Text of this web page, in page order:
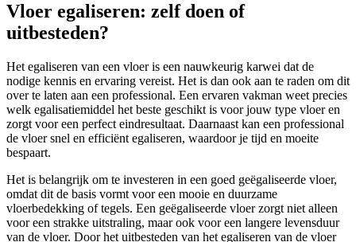
Vloer egaliseren: zelf doen of
uitbesteden?
Het egaliseren van een vloer is een nauwkeurig karwei dat de
nodige kennis en ervaring vereist. Het is dan ook aan te raden om dit
over te laten aan een professional. Een ervaren vakman weet precies
welk egalisatiemiddel het beste geschikt is voor jouw type vloer en
zorgt voor een perfect eindresultaat. Daarnaast kan een professional
de vloer snel en efficiënt egaliseren, waardoor je tijd en moeite
bespaart.
Het is belangrijk om te investeren in een goed geëgaliseerde vloer,
omdat dit de basis vormt voor een mooie en duurzame
vloerbedekking of tegels. Een geëgaliseerde vloer zorgt niet alleen
voor een strakke uitstraling, maar ook voor een langere levensduur
van de vloer. Door het uitbesteden van het egaliseren van de vloer